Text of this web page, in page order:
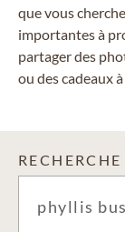
que vous
importantes à
partager des
ou des cadeaux
RECHERCHE